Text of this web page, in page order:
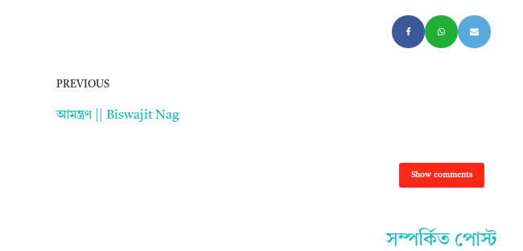
PREVIOUS
আমন্ত্রণ || Biswajit Nag
Show comments
সম্পর্কিত পোস্ট